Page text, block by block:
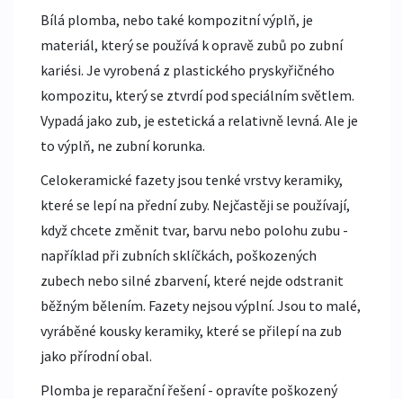
Bílá plomba, nebo také kompozitní výplň, je
materiál, který se používá k opravě zubů po zubní
kariési. Je vyrobená z plastického pryskyřičného
kompozitu, který se ztvrdí pod speciálním světlem.
Vypadá jako zub, je estetická a relativně levná. Ale je
to výplň, ne zubní korunka.
Celokeramické fazety jsou tenké vrstvy keramiky,
které se lepí na přední zuby. Nejčastěji se používají,
když chcete změnit tvar, barvu nebo polohu zubu -
například při zubních sklíčkách, poškozených
zubech nebo silné zbarvení, které nejde odstranit
běžným bělením. Fazety nejsou výplní. Jsou to malé,
vyráběné kousky keramiky, které se přilepí na zub
jako přírodní obal.
Plomba je reparační řešení - opravíte poškozený